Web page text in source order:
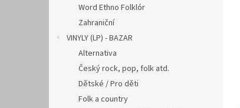
Word Ethno Folklór
Zahraniční
VINYLY (LP) - BAZAR
Alternativa
Český rock, pop, folk atd.
Dětské / Pro děti
Folk a country